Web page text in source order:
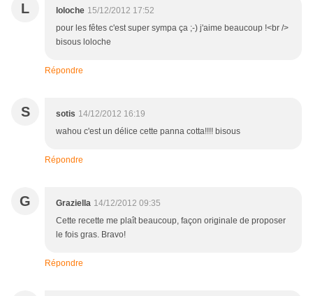
L loloche 15/12/2012 17:52
pour les fêtes c'est super sympa ça ;-) j'aime beaucoup !<br />
bisous loloche
Répondre
S sotis 14/12/2012 16:19
wahou c'est un délice cette panna cotta!!!! bisous
Répondre
G Graziella 14/12/2012 09:35
Cette recette me plaît beaucoup, façon originale de proposer
le fois gras. Bravo!
Répondre